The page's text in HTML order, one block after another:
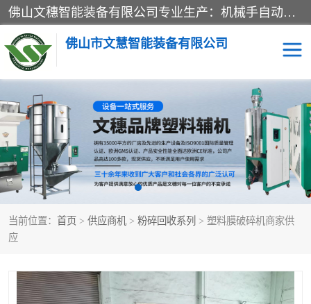
佛山文穗智能装备有限公司专业生产：机械手自动化系列；塑料粉碎机回收系列；塑料混色机系列；温度控制系列：模温机，冷水机；供料输送系列：中央供料系统，欧化/独立式吸料机，分体式吸料机；整机保修一年，易损件除外。
佛山市文慧智能装备有限公司
当前位置： 首页 > 供应商机 > 粉碎回收系列 > 塑料膜破碎机商家供
应
粉碎回收系列 干燥除湿系列
塑料破碎机 工业冷水机
三机一体除湿干燥机 塑料干燥机
塑料混色机 模温机
三机一体除湿机